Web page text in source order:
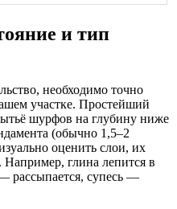
и тип
необходимо точно
участке. Простейший
шурфов на глубину ниже
(обычно 1,5–2
оценить слои, их
глина лепится в
рассыпается, супесь —